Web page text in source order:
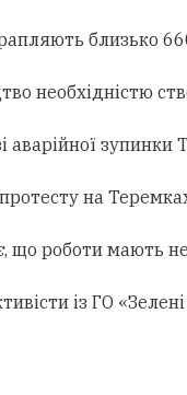
близько
необхідністю
аварійної
на
що роботи мають
із ГО